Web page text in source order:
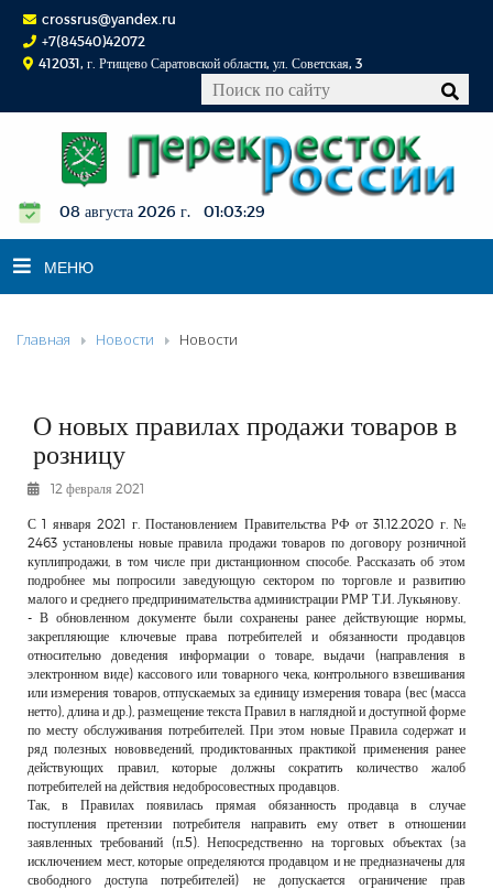
crossrus@yandex.ru
+7(84540)42072
412031, г. Ртищево Саратовской области, ул. Советская, 3
08 августа 2026 г. 01:03:29
МЕНЮ
НОВОСТИ
К СВЕДЕНИЮ
КОНКУРСЫ
ФОТОРЕПОРТАЖИ
РЕКЛАМОДАТЕЛЯМ
ОБЪЯВЛЕНИЯ
КОНТАКТЫ
Главная Новости Новости
О новых правилах продажи товаров в
розницу
12 февраля 2021
С 1 января 2021 г. Постановлением Правительства РФ от 31.12.2020 г. №
2463 установлены новые правила продажи товаров по договору розничной
куплипродажи, в том числе при дистанционном способе. Рассказать об этом
подробнее мы попросили заведующую сектором по торговле и развитию
малого и среднего предпринимательства администрации РМР Т.И. Лукьянову.
- В обновленном документе были сохранены ранее действующие нормы,
закрепляющие ключевые права потребителей и обязанности продавцов
относительно доведения информации о товаре, выдачи (направления в
электронном виде) кассового или товарного чека, контрольного взвешивания
или измерения товаров, отпускаемых за единицу измерения товара (вес (масса
нетто), длина и др.), размещение текста Правил в наглядной и доступной форме
по месту обслуживания потребителей. При этом новые Правила содержат и
ряд полезных нововведений, продиктованных практикой применения ранее
действующих правил, которые должны сократить количество жалоб
потребителей на действия недобросовестных продавцов.
Так, в Правилах появилась прямая обязанность продавца в случае
поступления претензии потребителя направить ему ответ в отношении
заявленных требований (п.5). Непосредственно на торговых объектах (за
исключением мест, которые определяются продавцом и не предназначены для
свободного доступа потребителей) не допускается ограничение прав